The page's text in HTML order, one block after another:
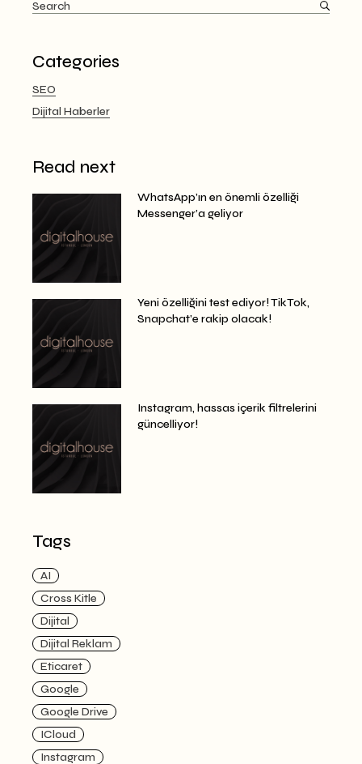
Search
for:
Categories
SEO
Dijital Haberler
Read next
WhatsApp’ın en önemli özelliği
Messenger’a geliyor
Yeni özelliğini test ediyor! TikTok,
Snapchat’e rakip olacak!
Instagram, hassas içerik filtrelerini
güncelliyor!
Tags
AI
Cross Kitle
Dijital
Dijital Reklam
Eticaret
Google
Google Drive
ICloud
Instagram